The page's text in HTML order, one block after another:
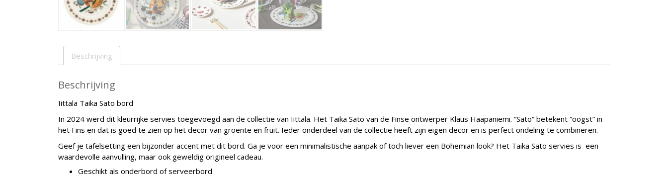
Beschrijving
Beschrijving
Iittala Taika Sato bord
In 2024 werd dit kleurrijke servies toegevoegd aan de collectie van Iittala. Het Taika Sato van de Finse ontwerper Klaus Haapaniemi. “Sato” betekent “oogst” in
het Fins en dat is goed te zien op het decor van groente en fruit. Ieder onderdeel van de collectie heeft zijn eigen decor en is perfect ondeling te combineren.
Geef je tafelsetting een bijzonder accent met dit bord. Ga je voor een minimalistische aanpak of toch liever een Bohemian look? Het Taika Sato servies is een
waardevolle aanvulling, maar ook geweldig origineel cadeau.
Geschikt als onderbord of serveerbord